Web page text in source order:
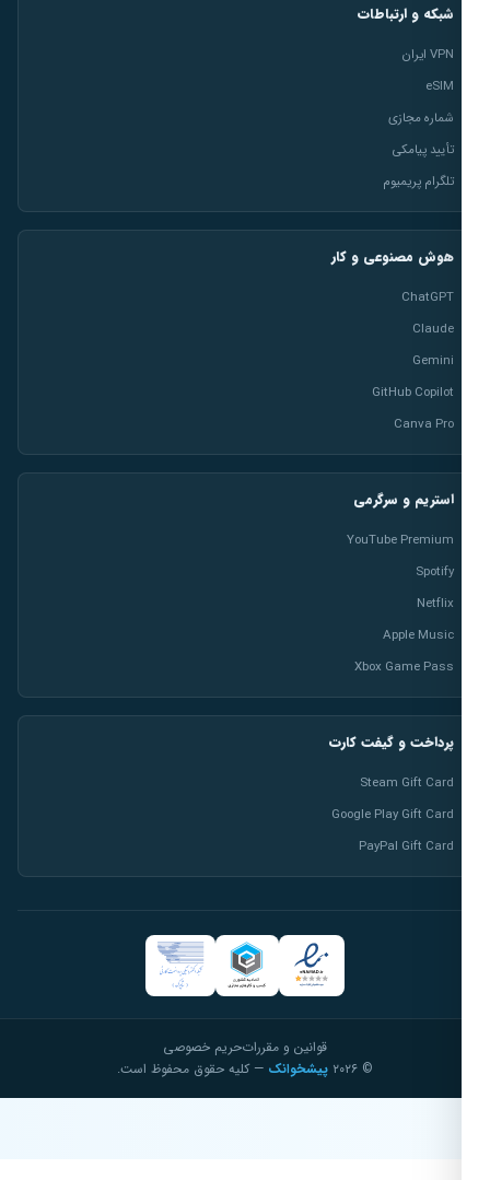
شبکه و ارتباطات
شماره مجازی
تأیید پیامکی
تلگرام پریمیوم
هوش مصنوعی و کار
ChatGPT
Claude
Gemini
GitHub Copilot
Canva Pro
استریم و سرگرمی
YouTube Premium
Spotify
Netflix
Apple Music
Xbox Game Pass
پرداخت و گیفت کارت
Steam Gift Card
Google Play Gift Card
PayPal Gift Card
قوانین و مقرراتحریم خصوصی
پیشخوانک— کلیه حقوق محفوظ است.